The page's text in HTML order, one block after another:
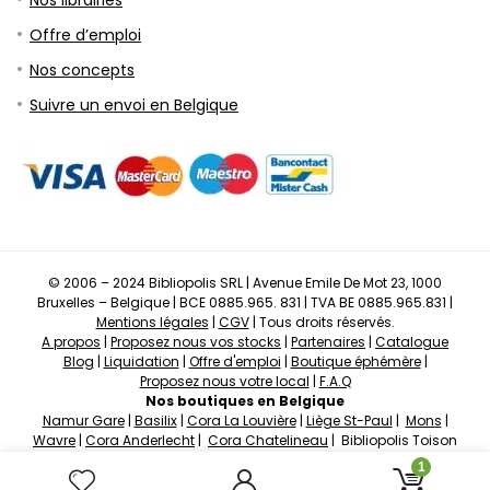
1
Offre d’emploi
Nos concepts
Suivre un envoi en Belgique
© 2006 – 2024 Bibliopolis SRL | Avenue Emile De Mot 23, 1000
Bruxelles – Belgique | BCE 0885.965. 831 | TVA BE 0885.965.831 |
Mentions légales | CGV| Tous droits réservés.
A propos | Proposez nous vos stocks | Partenaires | Catalogue
Blog | Liquidation | Offre d'emploi | Boutique éphémère|
Proposez nous votre local | F.A.Q
Nos boutiques en Belgique
Namur Gare| Basilix| Cora La Louvière| Liège St-Paul | Mons |
Wavre | Cora Anderlecht | Cora Chatelineau | Bibliopolis Toison
Bibliopolis Uccle
Propulsé par